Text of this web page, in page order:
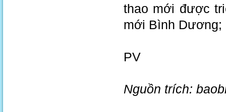
thao mới được
mới Bình Dương;
PV
Nguồn trích: